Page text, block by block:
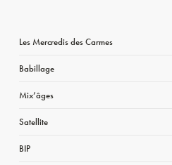
Les Mercredis des Carmes
Babillage
Mix’âges
Satellite
BIP